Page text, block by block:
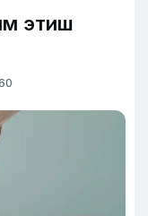
этиш